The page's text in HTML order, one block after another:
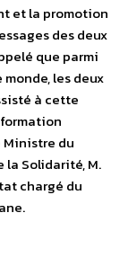
et la promotion
des deux
que parmi
les deux
à cette
Ministre du
la Solidarité, M.
chargé du